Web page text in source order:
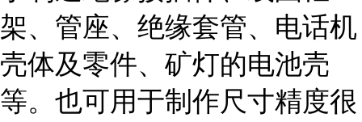
架、管座、绝缘套管、电话机
壳体及零件、矿灯的电池壳
等。也可用于制作尺寸精度很